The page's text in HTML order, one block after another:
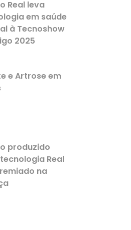
Real leva
em saúde
à Tecnoshow
2025
e Artrose em
produzido
Real
na